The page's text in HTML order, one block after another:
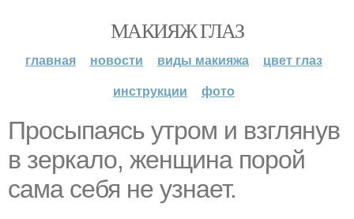
МАКИЯЖ ГЛАЗ
главная новости виды макияжа
цвет глаз
инструкции
фото
Просыпаясь утром и взглянув
в зеркало, женщина порой
сама себя не узнает.